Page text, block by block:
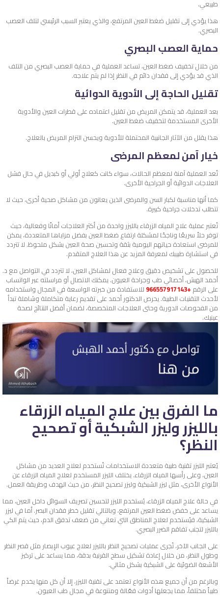
طبيعي.
هذا يؤدي إلى تقليل ضغط العين المرتفع، والذي يعتبر السبب الرئيسي لتلف العصب
البصري.
حماية العصب البصري
من خلال تخفيف ضغط العين، تساعد العملية في حماية العصب البصري من التلف
الذي قد يؤدي إلى فقدان دائم في النظر إذا لم يتم علاجه.
تقليل الحاجة إلى الأدوية الدوائية
بعد العملية، قد يتمكن المريض من تقليل اعتماده على قطرات العين والأدوية
الأخرى المستخدمة لتخفيف ضغط العين.
هذا يقلل من الآثار الجانبية المحتملة للأدوية ويحسن التزام المريض بالعلاج.
خيار آمن لمعظم المرضى
تُعد العملية آمنة لمعظم الحالات، سواء كانت كعلاج أولي أو كبديل في حال فشل
العلاجات الدوائية أو الجراحية الأخرى.
كما أنها مناسبة لكبار السن والمرضى الذين يعانون من مشاكل صحية أخرى، حيث لا
تتطلب تدخلات جراحية كبيرة.
تُعتبر عملية علاج المياه الزرقاء بالليزر واحدة من أكثر العلاجات أمانًا وفعالية، حيث
توفر حلاً سريعًا وناجحًا لمشكلة ارتفاع ضغط العين بفضل مزاياها المتعددة، يمكن
للمرضى استعادة حياتهم اليومية بثقة وتحسين صحة العين بشكل ملحوظ. لا تتردد
في استشارة طبيبك لمعرفة المزيد عن هذا العلاج المتقدم.
للحصول على تشخيص دقيق وعلاج فعال لمشاكل العين، لا تتردد في التواصل مع د.
أحمد الهبش، أخصائي طب وجراحة العيون. يمكنك الاتصال أو مراسلته عبر الواتساب
على الرقم +966557917143 للاستفادة من خبرته الواسعة في المجال واستخدامه
لأحدث التقنيات الطبية. يحرص الدكتور أحمد على تقديم رعاية متكاملة وشاملة تبدأ
من الفحوصات الدورية وحتى العلاجات المتخصصة، لضمان أفضل النتائج لصحة
عينيك.
ما الفرق بين علاج المياه الزرقاء
بالليزر وليزر الشبكية أو تصحيح
النظر؟
يُعتبر الليزر تقنية طبية متعددة الاستخدامات تُستخدم لعلاج العديد من مشاكل
العين، وعلى رأسها المياه الزرقاء. يختلف الليزر المستخدم لعلاج المياه الزرقاء عن
الأنواع الأخرى، مثل ليزر الشبكية وليزر تصحيح النظر، من حيث الهدف وطريقة العمل.
في حالة علاج المياه الزرقاء، يُستخدم الليزر لتحسين تصريف السوائل داخل العين، مما
يساعد على خفض ضغط العين المرتفع، وبالتالي تقليل خطر فقدان البصر. أما في ليزر
الشبكية، فيُستخدم لعلاج المناطق التي تعاني من ضعف تدفق الدم، حيث يتم الكي
بالليزر لتجنب تفاقم الضرر البصري.
على الجانب الآخر، تُجرى عمليات تصحيح النظر بالليزر لعلاج عيوب الإبصار مثل قصر النظر
وطول النظر، من خلال إعادة تشكيل سطح القرنية بدقة، مما يساعد على تركيز
الأشعة الضوئية على الشبكية بشكل مثالي.
وبالرغم من أن جميع هذه الأنواع تعتمد على تقنية الليزر، إلا أن كل منها يخدم غرضاً
طبياً مختلفاً، مما يجعلها أدوات فعّالة ومتنوعة في مجال طب العيون.